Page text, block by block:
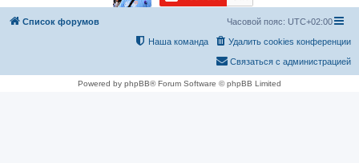
Список форумов Часовой пояс: UTC+02:00
Удалить cookies конференции
Наша команда
Связаться с администрацией
Powered by phpBB® Forum Software © phpBB Limited